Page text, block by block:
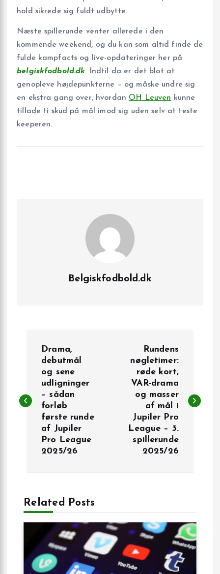
hold sikrede sig fuldt udbytte.
Næste spillerunde venter allerede i den
kommende weekend, og du kan som altid finde de
fulde kampfacts og live-opdateringer her på
belgiskfodbold.dk. Indtil da er det blot at
genopleve højdepunkterne – og måske undre sig
en ekstra gang over, hvordan OH Leuven kunne
tillade ti skud på mål imod sig uden selv at teste
keeperen.
Belgiskfodbold.dk
d
l
n
v
Drama,
debutmål
og sene
udligninger
– sådan
forløb
første runde
af Jupiler
Pro League
2025/26
Rundens
nøgletimer:
røde kort,
VAR-drama
og masser
af mål i
Jupiler Pro
League – 3.
spillerunde
2025/26
Related Posts